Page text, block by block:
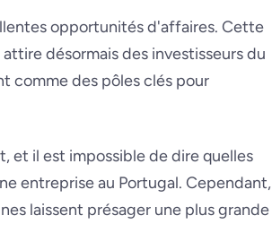
opportunités d'affaires. Cette
désormais des investisseurs du
comme des pôles clés pour
et il est impossible de dire quelles
entreprise au Portugal. Cependant,
laissent présager une plus grande